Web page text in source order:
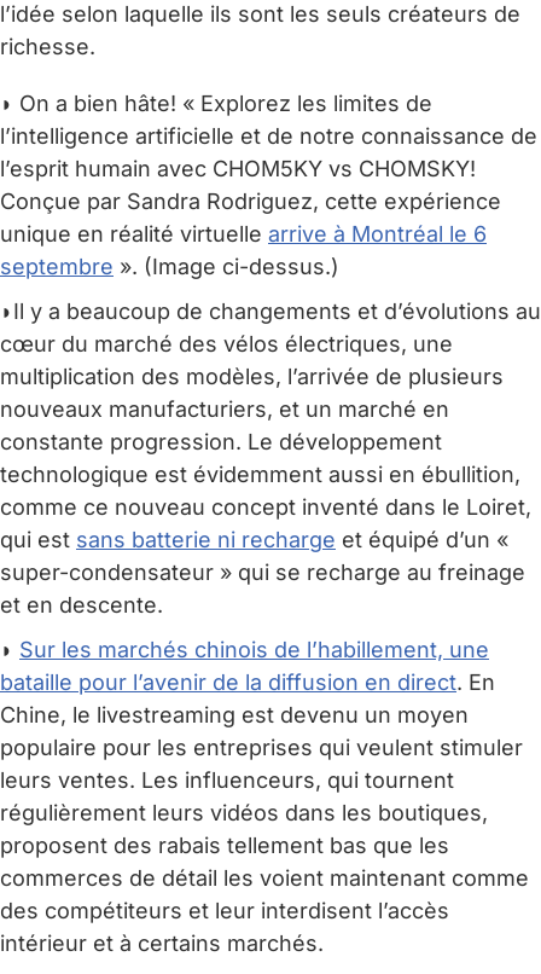
l’idée selon laquelle ils sont les seuls créateurs de
richesse.
◗ On a bien hâte! « Explorez les limites de
l’intelligence artificielle et de notre connaissance de
l’esprit humain avec CHOM5KY vs CHOMSKY!
Conçue par Sandra Rodriguez, cette expérience
unique en réalité virtuelle arrive à Montréal le 6
septembre ». (Image ci-dessus.)
◗Il y a beaucoup de changements et d’évolutions au
cœur du marché des vélos électriques, une
multiplication des modèles, l’arrivée de plusieurs
nouveaux manufacturiers, et un marché en
constante progression. Le développement
technologique est évidemment aussi en ébullition,
comme ce nouveau concept inventé dans le Loiret,
qui est sans batterie ni recharge et équipé d’un «
super-condensateur » qui se recharge au freinage
et en descente.
◗ Sur les marchés chinois de l’habillement, une
bataille pour l’avenir de la diffusion en direct. En
Chine, le livestreaming est devenu un moyen
populaire pour les entreprises qui veulent stimuler
leurs ventes. Les influenceurs, qui tournent
régulièrement leurs vidéos dans les boutiques,
proposent des rabais tellement bas que les
commerces de détail les voient maintenant comme
des compétiteurs et leur interdisent l’accès
intérieur et à certains marchés.